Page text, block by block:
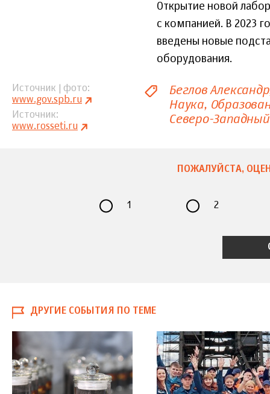
Открытие новой
с компанией. В 2023
введены новые
оборудования.
Источник | фото
www.gov.spb.ru
Источник
www.rosseti.ru
Беглов Александр
Наука
Северо-
ПОЖАЛУЙСТА,
1 2
ДРУГИЕ СОБЫТИЯ ПО ТЕМЕ